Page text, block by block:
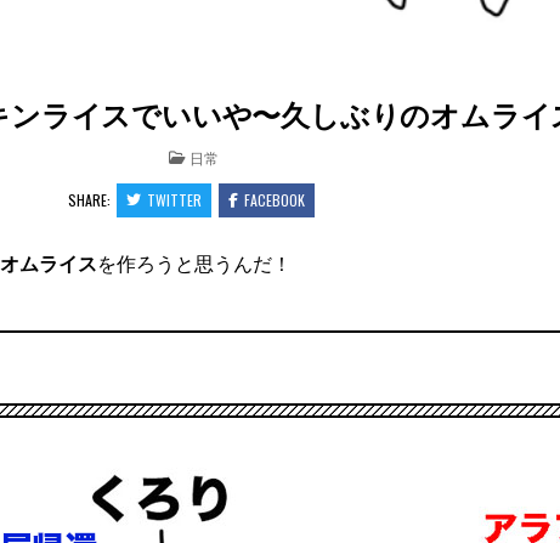
ライスでいいや〜久しぶりのオムライ
POSTED
IN
日常
SHARE: TWITTER FACEBOOK
オムライスを作ろうと思うんだ！